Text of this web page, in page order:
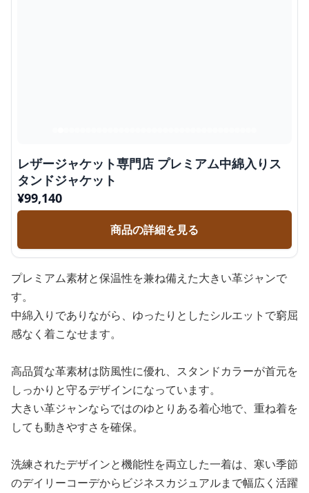
レザージャケット専門店 プレミアム中綿入りス
タンドジャケット
¥99,140
商品の詳細を見る
プレミアム素材と保温性を兼ね備えた大きい革ジャンで
す。
中綿入りでありながら、ゆったりとしたシルエットで窮屈
感なく着こなせます。
高品質な革素材は防風性に優れ、スタンドカラーが首元を
しっかりと守るデザインになっています。
大きい革ジャンならではのゆとりある着心地で、重ね着を
しても動きやすさを確保。
洗練されたデザインと機能性を両立した一着は、寒い季節
のデイリーコーデからビジネスカジュアルまで幅広く活躍